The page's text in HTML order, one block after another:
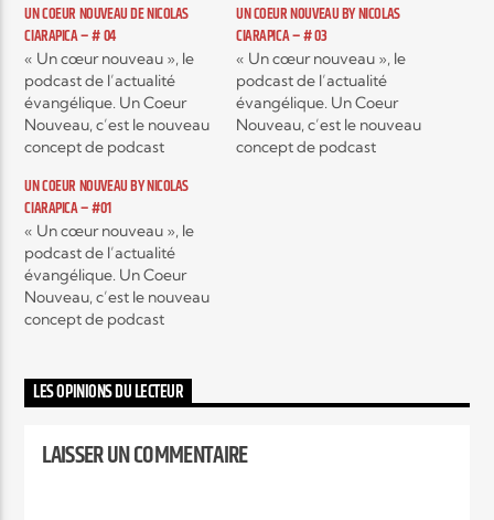
Elyon Live
Elyon Kids
UN COEUR NOUVEAU DE NICOLAS
CIARAPICA – # 04
« Un cœur nouveau », le
podcast de l’actualité
évangélique. Un Coeur
Nouveau, c’est le nouveau
concept de podcast
chroniqueur et blogueur
bien connu. Dans cette
émission d’une heure, il
nous partage des sujets
variés autant spirituels que
culturels autour de
l’actualité chrétienne et
UN COEUR NOUVEAU BY NICOLAS
CIARAPICA – # 03
« Un cœur nouveau », le
podcast de l’actualité
évangélique. Un Coeur
Nouveau, c’est le nouveau
concept de podcast
UN COEUR NOUVEAU BY NICOLAS
CIARAPICA – #01
« Un cœur nouveau », le
podcast de l’actualité
évangélique. Un Coeur
Nouveau, c’est le nouveau
concept de podcast
bien connu. Dans cette
émission d’une heure, il
variés autant spirituels que
LES OPINIONS DU LECTEUR
LAISSER UN COMMENTAIRE